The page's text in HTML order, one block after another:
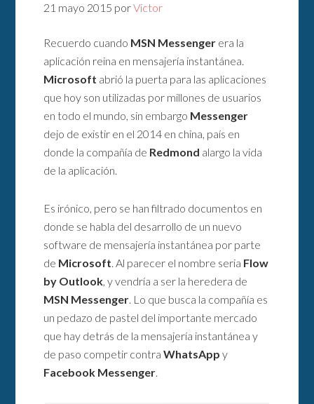
21 mayo 2015 porVictor
Recuerdo cuando MSN Messenger era la
aplicación reina en mensajería instantánea.
Microsoft abrió la puerta para las aplicaciones
que hoy son utilizadas por millones de usuarios
en todo el mundo, sin embargo Messenger
dejo de existir en el 2014 en china, país en
donde la compañía de Redmond alargo la vida
de la aplicación.
Es irónico, pero se han filtrado documentos en
donde se habla del desarrollo de un nuevo
software de mensajería instantánea por parte
de Microsoft. Al parecer el nombre seria Flow
by Outlook, y vendría a ser la heredera de
MSN Messenger. Lo que busca la compañía es
un pedazo de pastel del importante mercado
que hay detrás de la mensajería instantánea y
de paso competir contra WhatsAppy
Facebook Messenger.